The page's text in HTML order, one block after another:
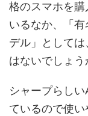
格のスマホを
いるなか、「
デル」として
はないでしょう
シャープらし
ているので使い